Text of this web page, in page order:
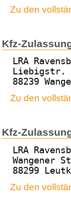
Zu den
Kfz-
LRA
Liebigstr.
88239
Zu den
Kfz-
LRA
Wangener
88299
Zu den